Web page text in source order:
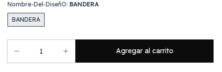
Nombre-Del-DiseñO: BANDERA
BANDERA